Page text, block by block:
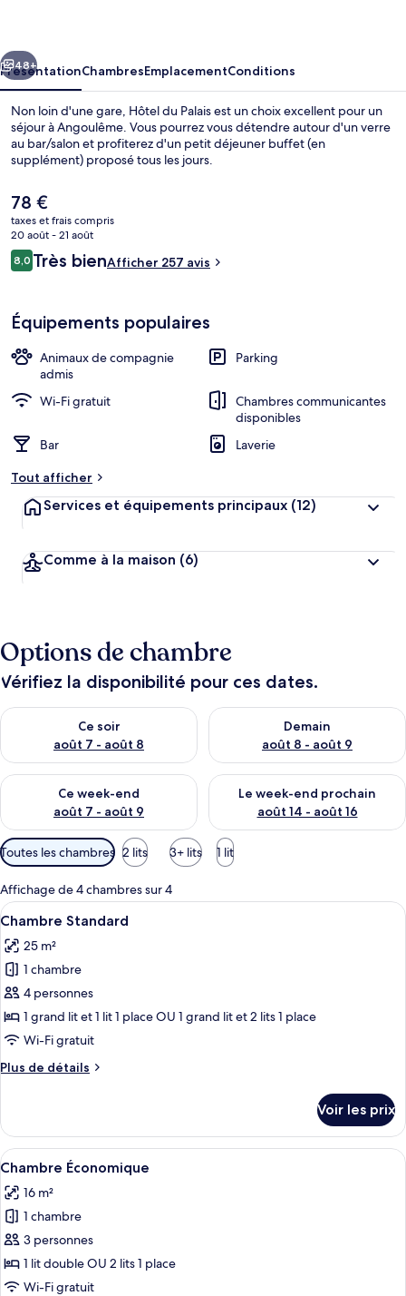
Bar lounge
Suivant
48+
PrésentationChambresEmplacementConditions
Non loin d'une gare, Hôtel du Palais est un choix excellent pour un
séjour à Angoulême. Vous pourrez vous détendre autour d'un verre
au bar/salon et profiterez d'un petit déjeuner buffet (en
supplément) proposé tous les jours.
Le
prix
actuel
est
de
78 €
taxes et frais compris
20 août - 21 août
Avis
voyageurs
8,08,0 sur 10
Très bienAfficher 257 avis
Équipements populaires
Animaux de compagnie
admis
Parking
Wi-Fi gratuit
Chambres communicantes
disponibles
Bar
Laverie
Tout afficher
Services et équipements principaux (12)
Comme à la maison (6)
Options de chambre
Vérifiez la disponibilité pour ces dates.
Ce soir
août 7 - août 8
Vérifier la disponibilité pour ce soir août 7 - août 8
Demain
août 8 - août 9
Vérifier la disponibilité pour
Ce week-end
août 7 - août 9
Vérifier la disponibilité pour ce week-end août 7 - août 9
Le week-end prochain
août 14 - août 16
Vérifier la disponibilité pour
Filtres
disponibles
pour
les
chambres
Toutes les chambres 2 lits 3+ lits 1 lit
Affichage de 4 chambres sur 4
Afficher
toutes
les
photos
pour
ce
type
chambre :
Une chambre avec un lit, une table
5
Chambre Standard
25 m²
1 chambre
4 personnes
1 grand lit et 1 lit 1 place OU 1 grand lit et 2 lits 1 place
Wi-Fi gratuit
Plus de détails
Plus
le
type
de
Chambre
Standard
Voir les prix
Afficher
toutes
les
photos
pour
ce
type
Une pièce comprenant un lit, une
5
Chambre Économique
16 m²
1 chambre
3 personnes
1 lit double OU 2 lits 1 place
Wi-Fi gratuit